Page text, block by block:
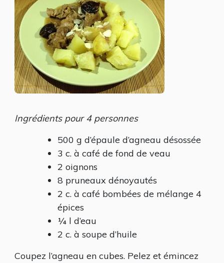
ÉPICES
Ingrédients pour 4 personnes
500 g d’épaule d’agneau désossée
3 c. à café de fond de veau
2 oignons
8 pruneaux dénoyautés
2 c. à café bombées de mélange 4
épices
¼ l d’eau
2 c. à soupe d’huile
Coupez l’agneau en cubes. Pelez et émincez